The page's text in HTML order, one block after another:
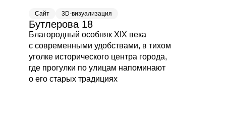
Сайт 3D-визуализация
Бутлерова 18
Благородный особняк XIX века
с современными удобствами, в тихом
уголке исторического центра города,
где прогулки по улицам напоминают
о его старых традициях